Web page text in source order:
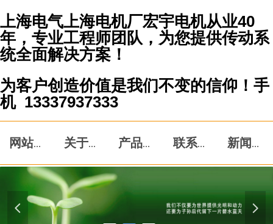
넳 넲
上海电气上海电机厂宏宇电机从业40
年，专业工程师团队，为您提供传动系
统全面解决方案！
为客户创造价值是我们不变的信仰！手
机 13337937333
网站首页 关于我们 产品中心 联系我们 新闻资讯